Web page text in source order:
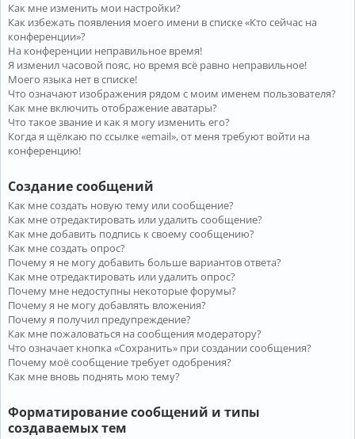
Как мне изменить мои настройки?
Как избежать появления моего имени в списке «Кто сейчас на
конференции»?
На конференции неправильное время!
Я изменил часовой пояс, но время всё равно неправильное!
Моего языка нет в списке!
Что означают изображения рядом с моим именем пользователя?
Как мне включить отображение аватары?
Что такое звание и как я могу изменить его?
Когда я щёлкаю по ссылке «email», от меня требуют войти на
конференцию!
Создание сообщений
Как мне создать новую тему или сообщение?
Как мне отредактировать или удалить сообщение?
Как мне добавить подпись к своему сообщению?
Как мне создать опрос?
Почему я не могу добавить больше вариантов ответа?
Как мне отредактировать или удалить опрос?
Почему мне недоступны некоторые форумы?
Почему я не могу добавлять вложения?
Почему я получил предупреждение?
Как мне пожаловаться на сообщения модератору?
Что означает кнопка «Сохранить» при создании сообщения?
Почему моё сообщение требует одобрения?
Как мне вновь поднять мою тему?
Форматирование сообщений и типы
создаваемых тем